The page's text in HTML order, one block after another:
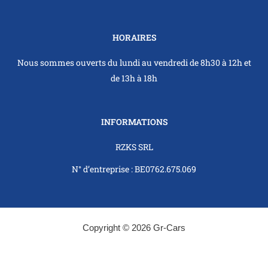
HORAIRES
Nous sommes ouverts du lundi au vendredi de 8h30 à 12h et
de 13h à 18h
INFORMATIONS
RZKS SRL
N° d’entreprise : BE0762.675.069
Copyright © 2026 Gr-Cars